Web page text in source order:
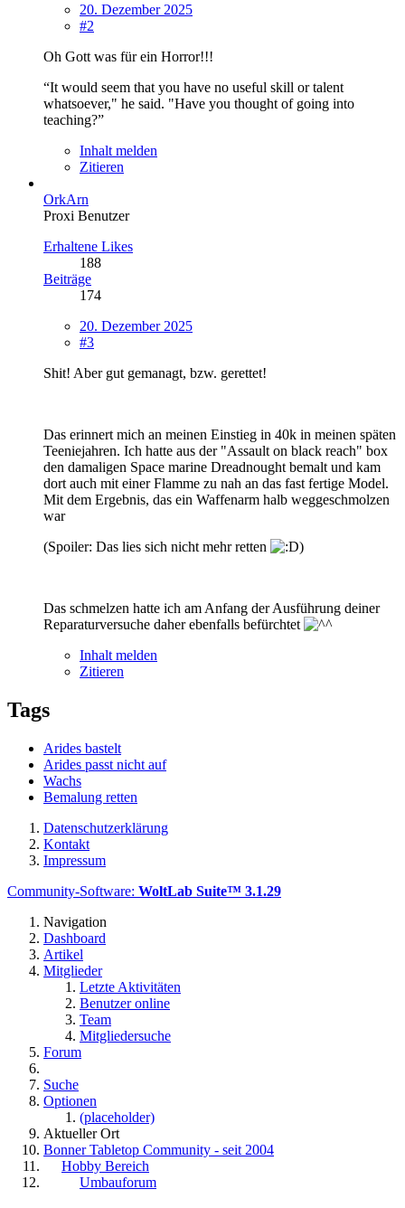
20. Dezember 2025
#2
Oh Gott was für ein Horror!!!
“It would seem that you have no useful skill or talent
whatsoever," he said. "Have you thought of going into
teaching?”
Inhalt melden
Zitieren
OrkArn
Proxi Benutzer
Erhaltene Likes
188
Beiträge
174
20. Dezember 2025
#3
Shit! Aber gut gemanagt, bzw. gerettet!
Das erinnert mich an meinen Einstieg in 40k in meinen späten
Teeniejahren. Ich hatte aus der "Assault on black reach" box
den damaligen Space marine Dreadnought bemalt und kam
dort auch mit einer Flamme zu nah an das fast fertige Model.
Mit dem Ergebnis, das ein Waffenarm halb weggeschmolzen
war
(Spoiler: Das lies sich nicht mehr retten
)
Das schmelzen hatte ich am Anfang der Ausführung deiner
Reparaturversuche daher ebenfalls befürchtet
Inhalt melden
Zitieren
Tags
Arides bastelt
Arides passt nicht auf
Wachs
Bemalung retten
Datenschutzerklärung
Kontakt
Impressum
Community-Software: WoltLab Suite™ 3.1.29
Navigation
Dashboard
Artikel
Mitglieder
Letzte Aktivitäten
Benutzer online
Team
Mitgliedersuche
Forum
Suche
Optionen
(placeholder)
Aktueller Ort
Bonner Tabletop Community - seit 2004
Hobby Bereich
Umbauforum